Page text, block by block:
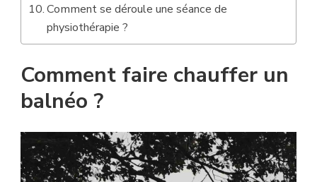
Comment se déroule une séance de
physiothérapie ?
Comment faire chauffer un
balnéo ?